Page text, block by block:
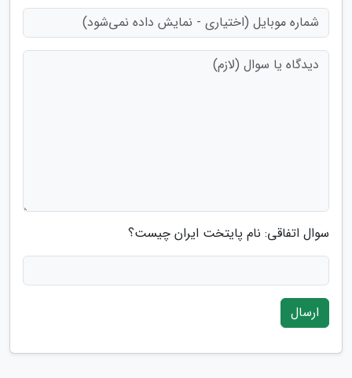
سوال اتفاقی: نام پایتخت ایران چیست؟
ارسال